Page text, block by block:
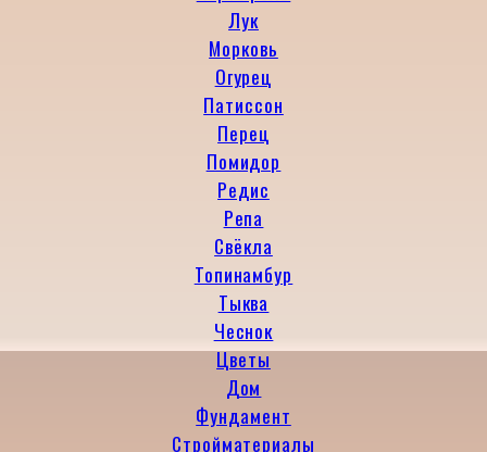
Лук
Морковь
Огурец
Патиссон
Перец
Помидор
Редис
Репа
Свёкла
Топинамбур
Тыква
Чеснок
Цветы
Дом
Фундамент
Стройматериалы